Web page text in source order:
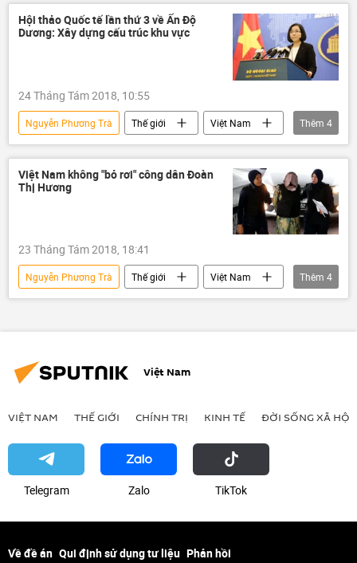
Bộ Ngoại giao Việt Nam
Hội thảo Quốc tế lần thứ 3 về Ấn Độ
Dương: Xây dựng cấu trúc khu vực
24 Tháng Tám 2018, 10:55
Nguyễn Phương Trà Thế giới
Việt Nam
Châu Á
Ấn Độ
Ấn Độ - Thái Bình Dương
Bộ Ngoại giao Việt Nam
Thêm 4
Việt Nam không "bỏ rơi" công dân Đoàn
Thị Hương
23 Tháng Tám 2018, 18:41
Nguyễn Phương Trà Thế giới
Việt Nam
Châu Á
Malaysia
Thêm 4
Việt Nam
VIỆT NAM THẾ GIỚI CHÍNH TRỊ KINH TẾ ĐỜI SỐNG XÃ HỘI
Telegram Zalo ТikТоk
Về đề án Qui định sử dụng tư liệu Phản hồi